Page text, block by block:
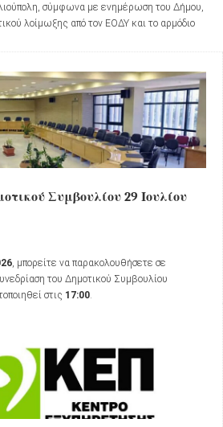
σύμφωνα με ενημέρωση του Δήμου,
λοίμωξης από τον ΕΟΔΥ και το αρμόδιο
Συμβουλίου 29 Ιουλίου
, μπορείτε να παρακολουθήσετε σε
του Δημοτικού Συμβουλίου
στις 17:00.